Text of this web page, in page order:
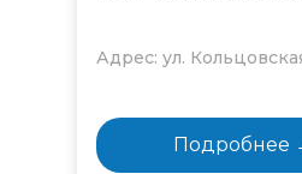
Подробнее
Адрес: ул.